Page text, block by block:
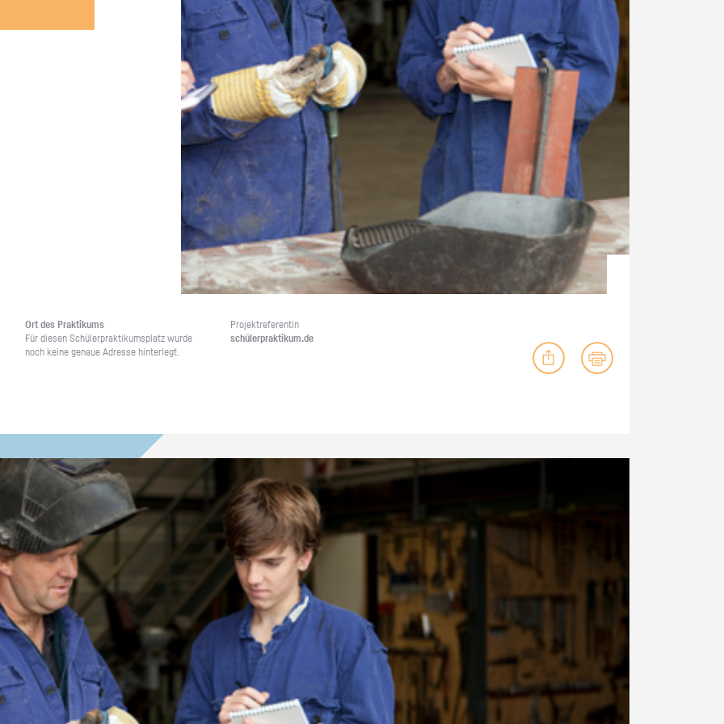
Unternehmen lohnt, wie man sich
vorbereitet und wie ein Vorab-Anruf
auf dich neugierig machst.
deinem Schülerpraktikum und die
Polizei-Ausbildung schon heute in
virtueller Realität!
Ort des Prak­ti­kums
Für die­sen Schü­ler­prak­ti­kums­platz wurde
noch keine ge­naue Adres­se hin­ter­legt.
Pro­jekt­re­fe­ren­tin
schü­ler­prak­ti­kum.de